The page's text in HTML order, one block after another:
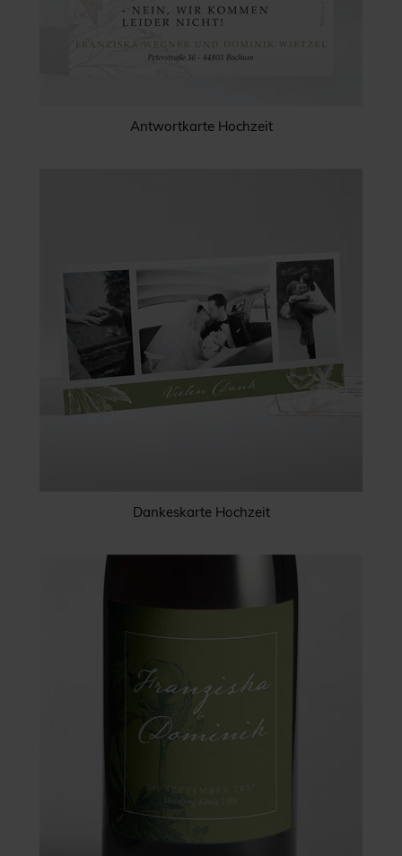
Antwortkarte Hochzeit
Dankeskarte Hochzeit